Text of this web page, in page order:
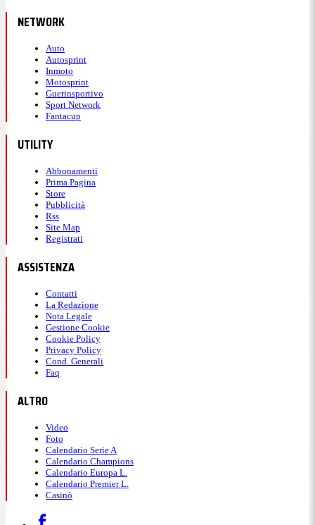
NETWORK
Auto
Autosprint
Inmoto
Motosprint
Guerinsportivo
Sport Network
Fantacup
UTILITY
Abbonamenti
Prima Pagina
Store
Pubblicità
Rss
Site Map
Registrati
ASSISTENZA
Contatti
La Redazione
Nota Legale
Gestione Cookie
Cookie Policy
Privacy Policy
Cond. Generali
Faq
ALTRO
Video
Foto
Calendario Serie A
Calendario Champions
Calendario Europa L.
Calendario Premier L.
Casinò